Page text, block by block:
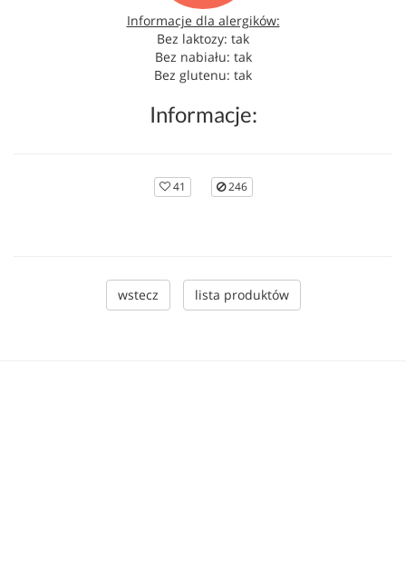
Informacje dla alergików:
Bez laktozy: tak
Bez nabiału: tak
Bez glutenu: tak
Informacje:
41 246
wstecz lista produktów